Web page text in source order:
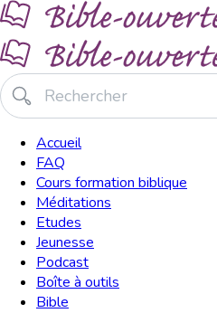
Accueil
FAQ
Cours formation biblique
Méditations
Etudes
Jeunesse
Podcast
Boîte à outils
Bible